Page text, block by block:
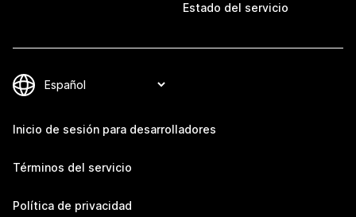
Estado del servicio
Inicio de sesión para desarrolladores
Términos del servicio
Política de privacidad